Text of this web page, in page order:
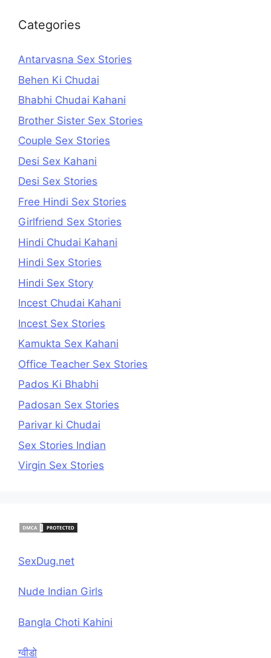
Categories
Antarvasna Sex Stories
Behen Ki Chudai
Bhabhi Chudai Kahani
Brother Sister Sex Stories
Couple Sex Stories
Desi Sex Kahani
Desi Sex Stories
Free Hindi Sex Stories
Girlfriend Sex Stories
Hindi Chudai Kahani
Hindi Sex Stories
Hindi Sex Story
Incest Chudai Kahani
Incest Sex Stories
Kamukta Sex Kahani
Office Teacher Sex Stories
Pados Ki Bhabhi
Padosan Sex Stories
Parivar ki Chudai
Sex Stories Indian
Virgin Sex Stories
SexDug.net
Nude Indian Girls
Bangla Choti Kahini
ग्वीडो